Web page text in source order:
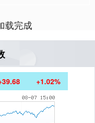
载完成
+1.02%